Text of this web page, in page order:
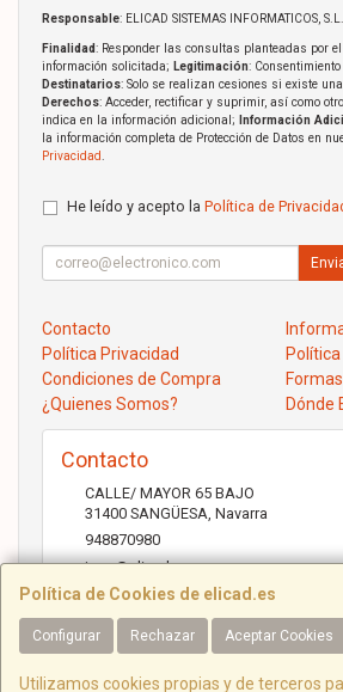
Política de Cookies de elicad.es
Configurar Rechazar Aceptar Cookies
Utilizamos cookies propias y de terceros
Responsable: ELICAD SISTEMAS INFORMATICOS, S.L.
Finalidad: Responder las consultas planteadas por
información solicitada; Legitimación:
Destinatarios: Solo se realizan cesiones si existe
Derechos: Acceder, rectificar y suprimir, así como
indica en la información adicional;
Información
la información completa de Protección de Datos en
Privacidad
He leído y acepto la Política de
Contacto
Política Privacidad
Condiciones de Compra
¿Quienes Somos?
Dónde
Contacto
CALLE/ MAYOR 65 BAJO
31400 SANGÜESA, Navarra
948870980
jose@elicad.com
Horario
Lunes a Viernes 9:30 a 20:00 Sábados